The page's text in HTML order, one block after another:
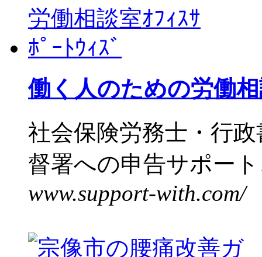
働く人のための労働相
社会保険労務士・行
督署への申告サポー
www.support-with.com/